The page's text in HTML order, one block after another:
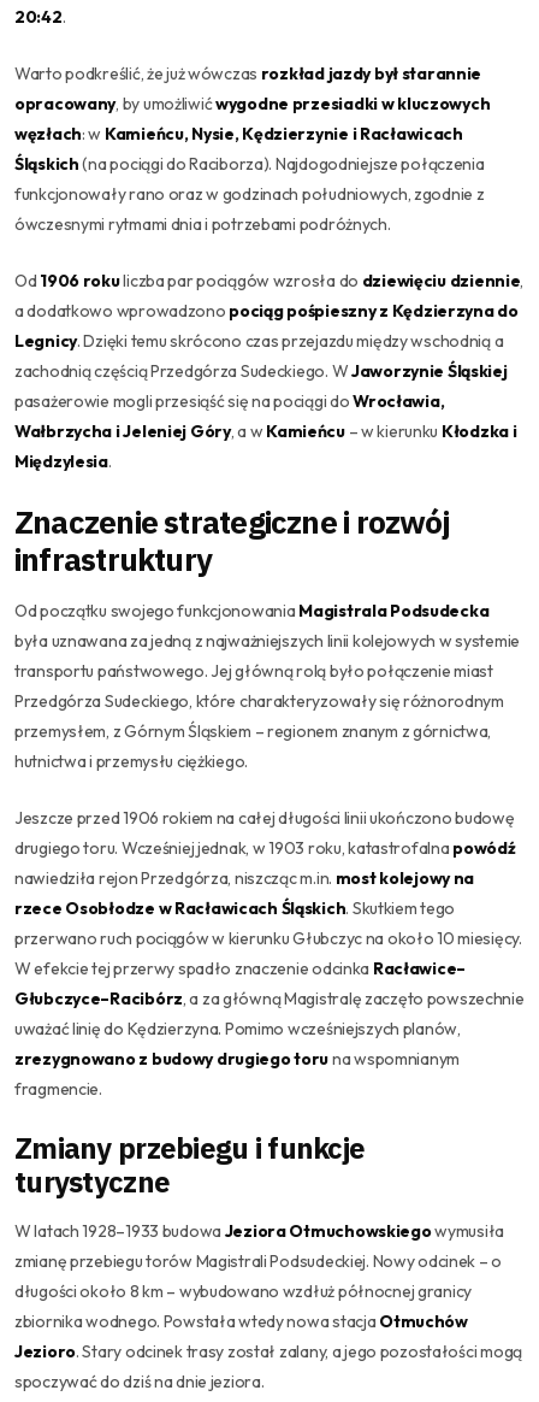
20:42.
Warto podkreślić, że już wówczas rozkład jazdy był starannie
opracowany, by umożliwićwygodne przesiadki w kluczowych
węzłach: w Kamieńcu, Nysie, Kędzierzynie i Racławicach
Śląskich(na pociągi do Raciborza). Najdogodniejsze połączenia
funkcjonowały rano oraz w godzinach południowych, zgodnie z
ówczesnymi rytmami dnia i potrzebami podróżnych.
Od 1906 rokuliczba par pociągów wzrosła do dziewięciu dziennie,
a dodatkowo wprowadzono pociąg pośpieszny z Kędzierzyna do
Legnicy. Dzięki temu skrócono czas przejazdu między wschodnią a
zachodnią częścią Przedgórza Sudeckiego. WJaworzynie Śląskiej
pasażerowie mogli przesiąść się na pociągi doWrocławia,
Wałbrzycha i Jeleniej Góry, a w Kamieńcu– w kierunku Kłodzka i
Międzylesia.
Znaczenie strategiczne i rozwój
infrastruktury
Od początku swojego funkcjonowania Magistrala Podsudecka
była uznawana za jedną z najważniejszych linii kolejowych w systemie
transportu państwowego. Jej główną rolą było połączenie miast
Przedgórza Sudeckiego, które charakteryzowały się różnorodnym
przemysłem, z Górnym Śląskiem – regionem znanym z górnictwa,
hutnictwa i przemysłu ciężkiego.
Jeszcze przed 1906 rokiem na całej długości linii ukończono budowę
drugiego toru. Wcześniej jednak, w 1903 roku, katastrofalna powódź
nawiedziła rejon Przedgórza, niszcząc m.in. most kolejowy na
rzece Osobłodze w Racławicach Śląskich. Skutkiem tego
przerwano ruch pociągów w kierunku Głubczyc na około 10 miesięcy.
W efekcie tej przerwy spadło znaczenie odcinka Racławice–
Głubczyce–Racibórz, a za główną Magistralę zaczęto powszechnie
uważać linię do Kędzierzyna. Pomimo wcześniejszych planów,
zrezygnowano z budowy drugiego toruna wspomnianym
fragmencie.
Zmiany przebiegu i funkcje
turystyczne
W latach 1928–1933 budowa Jeziora Otmuchowskiegowymusiła
zmianę przebiegu torów Magistrali Podsudeckiej. Nowy odcinek – o
długości około 8 km – wybudowano wzdłuż północnej granicy
zbiornika wodnego. Powstała wtedy nowa stacja Otmuchów
Jezioro. Stary odcinek trasy został zalany, a jego pozostałości mogą
spoczywać do dziś na dnie jeziora.